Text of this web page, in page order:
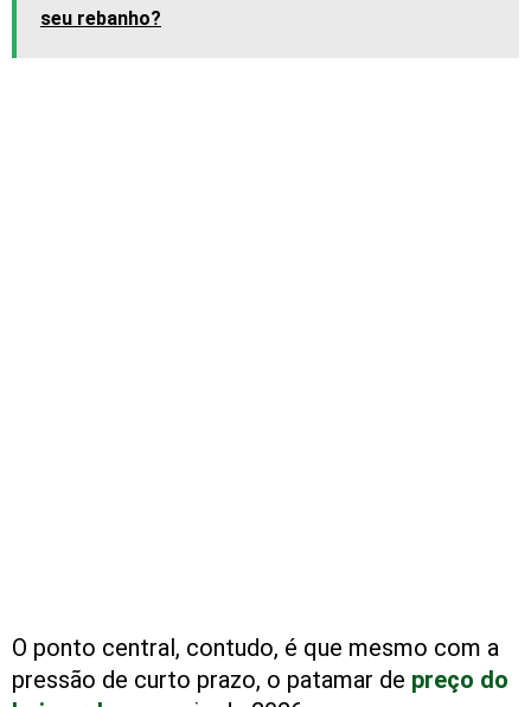
seu rebanho?
O ponto central, contudo, é que mesmo com a
pressão de curto prazo, o patamar de preço do